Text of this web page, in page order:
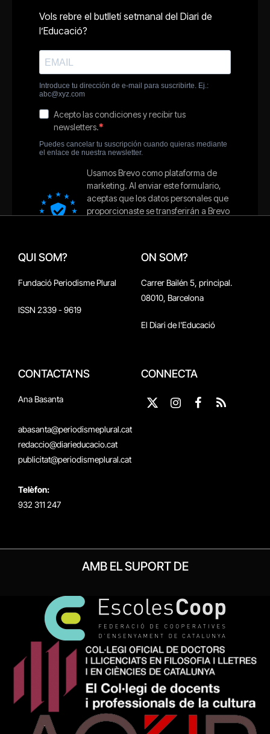
QUI SOM?
Fundació Periodisme Plural
ISSN 2339 - 9619
ON SOM?
Carrer Bailén 5, principal.
08010, Barcelona
El Diari de l'Educació
CONTACTA'NS
Ana Basanta
abasanta@periodismeplural.cat
redaccio@diarieducacio.cat
publicitat@periodismeplural.cat
Telèfon:
932 311 247
CONNECTA
X
Instagram
Facebook
RSS
AMB EL SUPORT DE